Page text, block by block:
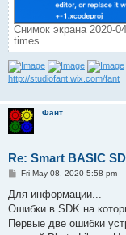
Снимок экрана 2020-
times
http://studiofant.wix.com/fant
Фант
Re: Smart BASIC
P
s
Fri May 08, 2020 5:58 pm
Для информации...
Ошибки в SDK на
Первые две ошибки